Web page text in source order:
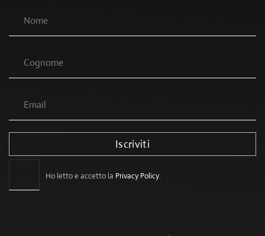
Iscriviti
Ho letto e accetto la Privacy Policy.